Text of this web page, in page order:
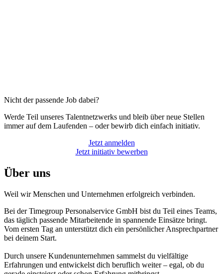
Nicht der passende Job dabei?
Werde Teil unseres Talentnetzwerks und bleib über neue Stellen
immer auf dem Laufenden – oder bewirb dich einfach initiativ.
Jetzt anmelden
Jetzt initiativ bewerben
Über uns
Weil wir Menschen und Unternehmen erfolgreich verbinden.
Bei der Timegroup Personalservice GmbH bist du Teil eines Teams,
das täglich passende Mitarbeitende in spannende Einsätze bringt.
Vom ersten Tag an unterstützt dich ein persönlicher Ansprechpartner
bei deinem Start.
Durch unsere Kundenunternehmen sammelst du vielfältige
Erfahrungen und entwickelst dich beruflich weiter – egal, ob du